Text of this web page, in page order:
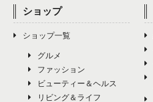
ショップ
ショップ一覧
グルメ
ファッション
ビューティー＆ヘルス
リビング＆ライフ